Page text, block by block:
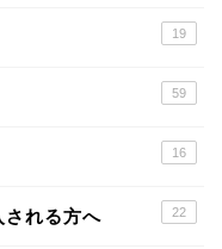
19
59
16
される方へ 22